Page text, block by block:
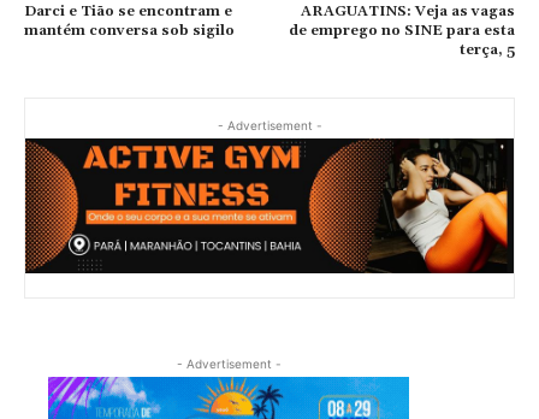
Darci e Tião se encontram e
mantém conversa sob sigilo
ARAGUATINS: Veja as vagas
de emprego no SINE para esta
terça, 5
- Advertisement -
- Advertisement -